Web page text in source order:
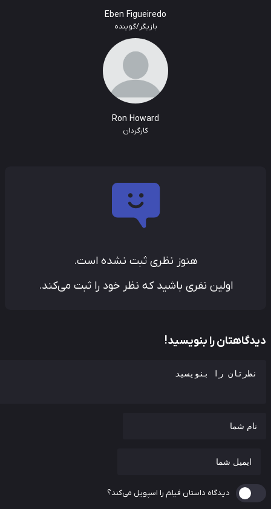
Eben Figueiredo
بازیگر/گوینده
Ron Howard
کارگردان
هنوز نظری ثبت نشده است.
اولین نفری باشید که نظر خود را ثبت می‌کند.
را بنویسید!
دیدگاه داستان فیلم را اسپویل می‌کند؟